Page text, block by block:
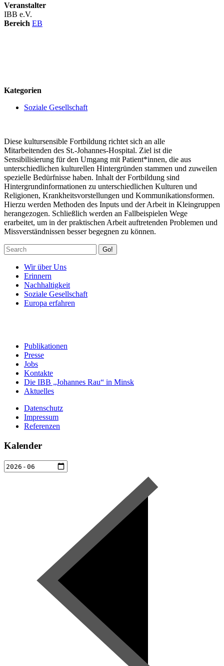
Veranstalter
IBB e.V.
Bereich EB
Kategorien
Soziale Gesellschaft
Diese kultursensible Fortbildung richtet sich an alle
Mitarbeitenden des St.-Johannes-Hospital. Ziel ist die
Sensibilisierung für den Umgang mit Patient*innen, die aus
unterschiedlichen kulturellen Hintergründen stammen und zuweilen
spezielle Bedürfnisse haben. Inhalt der Fortbildung sind
Hintergrundinformationen zu unterschiedlichen Kulturen und
Religionen, Krankheitsvorstellungen und Kommunikationsformen.
Hierzu werden Methoden des Inputs und der Arbeit in Kleingruppen
herangezogen. Schließlich werden an Fallbeispielen Wege
erarbeitet, um in der praktischen Arbeit auftretenden Problemen und
Missverständnissen besser begegnen zu können.
Go!
Wir über Uns
Erinnern
Nachhaltigkeit
Soziale Gesellschaft
Europa erfahren
Publikationen
Presse
Jobs
Kontakte
Die IBB „Johannes Rau“ in Minsk
Aktuelles
Datenschutz
Impressum
Referenzen
Kalender